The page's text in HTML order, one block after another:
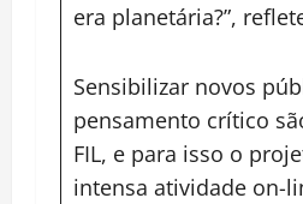
era planetária?”,
Sensibilizar novos
pensamento crítico
FIL, e para isso o
intensa atividade on-